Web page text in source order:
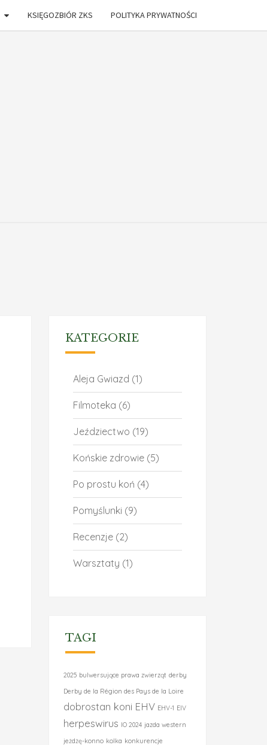
KSIĘGOZBIÓR ZKS POLITYKA PRYWATNOŚCI
KATEGORIE
Aleja Gwiazd (1)
Filmoteka (6)
Jeździectwo (19)
Końskie zdrowie(5)
Po prostu koń (4)
Pomyślunki (9)
Recenzje(2)
Warsztaty (1)
TAGI
2025 bulwersujące prawa zwierząt derby
Derby de la Région des Pays de la Loire
dobrostan koni EHV EHV-1 EIV
herpeswirus IO 2024 jazda western
jeżdżę-konno kolka konkurencje